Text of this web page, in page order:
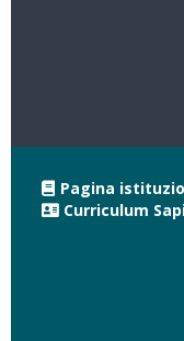
Pagina
Curriculum